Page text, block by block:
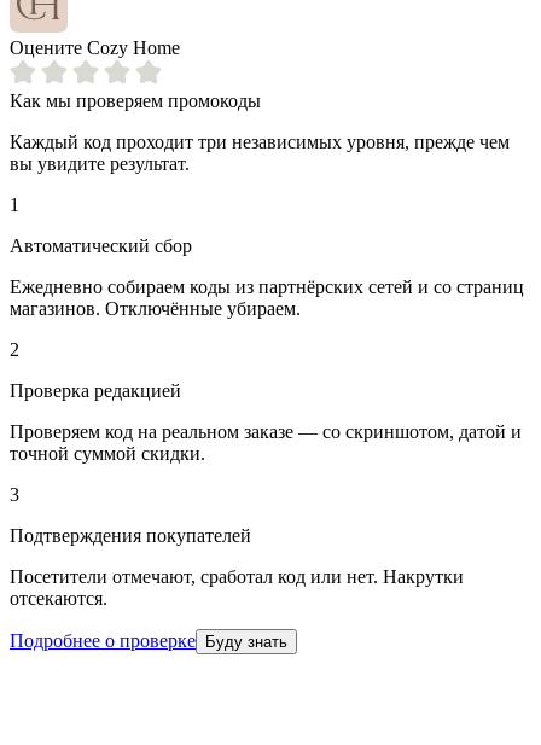
Оцените Cozy Home
Как мы проверяем промокоды
Каждый код проходит три независимых уровня, прежде чем
вы увидите результат.
1
Автоматический сбор
Ежедневно собираем коды из партнёрских сетей и со страниц
магазинов. Отключённые убираем.
2
Проверка редакцией
Проверяем код на реальном заказе — со скриншотом, датой и
точной суммой скидки.
3
Подтверждения покупателей
Посетители отмечают, сработал код или нет. Накрутки
отсекаются.
Подробнее о проверке Буду знать